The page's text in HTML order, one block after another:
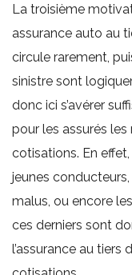
La troisième
assurance auto au
circule rarement,
sinistre sont
donc ici s’avérer
pour les assurés
cotisations. En
jeunes
malus, ou encore
ces derniers sont
l’assurance au tiers